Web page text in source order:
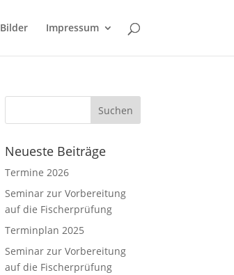
Bilder Impressum
Neueste Beiträge
Termine 2026
Seminar zur Vorbereitung
auf die Fischerprüfung
Terminplan 2025
Seminar zur Vorbereitung
auf die Fischerprüfung